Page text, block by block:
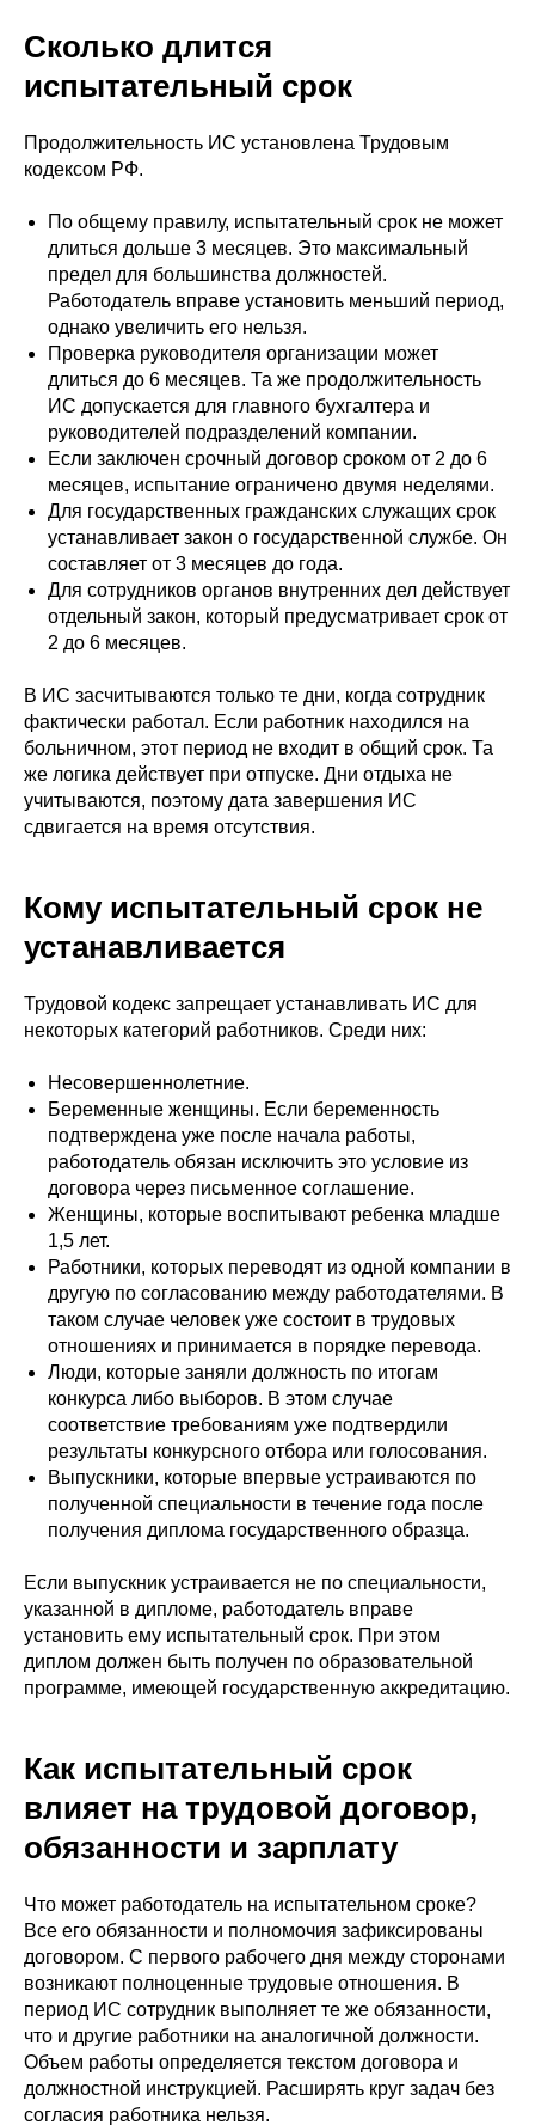
Сколько длится
испытательный срок
Продолжительность ИС установлена Трудовым
кодексом РФ.
По общему правилу, испытательный срок не может
длиться дольше 3 месяцев. Это максимальный
предел для большинства должностей.
Работодатель вправе установить меньший период,
однако увеличить его нельзя.
Проверка руководителя организации может
длиться до 6 месяцев. Та же продолжительность
ИС допускается для главного бухгалтера и
руководителей подразделений компании.
Если заключен срочный договор сроком от 2 до 6
месяцев, испытание ограничено двумя неделями.
Для государственных гражданских служащих срок
устанавливает закон о государственной службе. Он
составляет от 3 месяцев до года.
Для сотрудников органов внутренних дел действует
отдельный закон, который предусматривает срок от
2 до 6 месяцев.
В ИС засчитываются только те дни, когда сотрудник
фактически работал. Если работник находился на
больничном, этот период не входит в общий срок. Та
же логика действует при отпуске. Дни отдыха не
учитываются, поэтому дата завершения ИС
сдвигается на время отсутствия.
Кому испытательный срок не
устанавливается
Трудовой кодекс запрещает устанавливать ИС для
некоторых категорий работников. Среди них:
Несовершеннолетние.
Беременные женщины. Если беременность
подтверждена уже после начала работы,
работодатель обязан исключить это условие из
договора через письменное соглашение.
Женщины, которые воспитывают ребенка младше
1,5 лет.
Работники, которых переводят из одной компании в
другую по согласованию между работодателями. В
таком случае человек уже состоит в трудовых
отношениях и принимается в порядке перевода.
Люди, которые заняли должность по итогам
конкурса либо выборов. В этом случае
соответствие требованиям уже подтвердили
результаты конкурсного отбора или голосования.
Выпускники, которые впервые устраиваются по
полученной специальности в течение года после
получения диплома государственного образца.
Если выпускник устраивается не по специальности,
указанной в дипломе, работодатель вправе
установить ему испытательный срок. При этом
диплом должен быть получен по образовательной
программе, имеющей государственную аккредитацию.
Как испытательный срок
влияет на трудовой договор,
обязанности и зарплату
Что может работодатель на испытательном сроке?
Все его обязанности и полномочия зафиксированы
договором. С первого рабочего дня между сторонами
возникают полноценные трудовые отношения. В
период ИС сотрудник выполняет те же обязанности,
что и другие работники на аналогичной должности.
Объем работы определяется текстом договора и
должностной инструкцией. Расширять круг задач без
согласия работника нельзя.